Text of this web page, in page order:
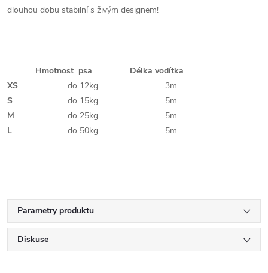
dlouhou dobu stabilní s živým designem!
Hmotnost psa
Délka vodítka
XS
do 12kg
3m
S
do 15kg
5m
M
do 25kg
5m
L
do 50kg 5m
Parametry produktu
Diskuse